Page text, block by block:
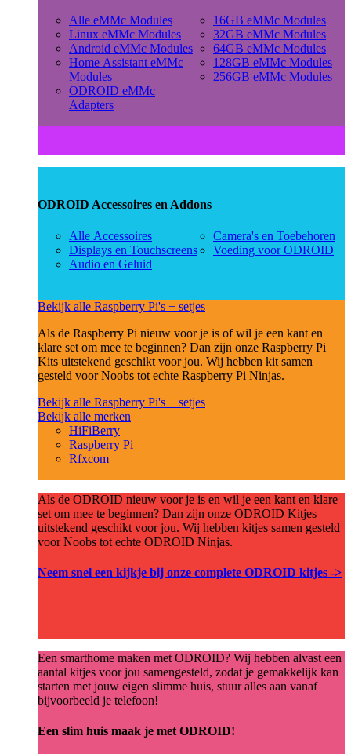
Alle eMMc Modules
Linux eMMc Modules
Android eMMc Modules
Home Assistant eMMc
Modules
ODROID eMMc
Adapters
16GB eMMc Modules
32GB eMMc Modules
64GB eMMc Modules
128GB eMMc Modules
256GB eMMc Modules
ODROID Accessoires en Addons
Alle Accessoires
Displays en Touchscreens
Audio en Geluid
Camera's en Toebehoren
Voeding voor ODROID
Bekijk alle Raspberry Pi's + setjes
Als de Raspberry Pi nieuw voor je is of wil je een kant en
klare set om mee te beginnen? Dan zijn onze Raspberry Pi
Kits uitstekend geschikt voor jou. Wij hebben kit samen
gesteld voor Noobs tot echte Raspberry Pi Ninjas.
Bekijk alle Raspberry Pi's + setjes
Bekijk alle merken
HiFiBerry
Raspberry Pi
Rfxcom
Als de ODROID nieuw voor je is en wil je een kant en klare
set om mee te beginnen? Dan zijn onze ODROID Kitjes
uitstekend geschikt voor jou. Wij hebben kitjes samen gesteld
voor Noobs tot echte ODROID Ninjas.
Neem snel een kijkje bij onze complete ODROID kitjes ->
Een smarthome maken met ODROID? Wij hebben alvast een
aantal kitjes voor jou samengesteld, zodat je gemakkelijk kan
starten met jouw eigen slimme huis, stuur alles aan vanaf
bijvoorbeeld je telefoon!
Een slim huis maak je met ODROID!